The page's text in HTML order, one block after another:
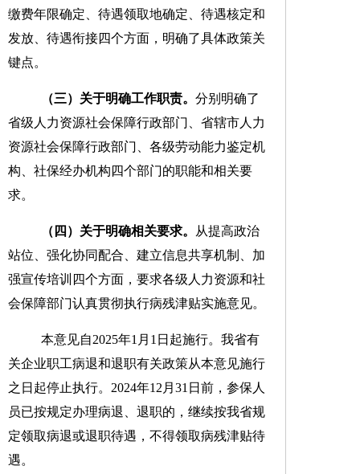
缴费年限确定 、待遇领取地确定 待遇核定和
发放 、待遇衔接四个方面， 明确了具体政策关
键点。
（三）关于明确工作职责。 分别明确了
省级人力资源社会保障行政部门、省辖市人力
资源社会保障行政部门、各级劳动能力鉴定机
构、社保经办机构 四个部门的职能和相关要
求。
（四）关于明确相关要求。 从提高政治
站位、 强化协同配合、建立信息共享机制、 加
强宣传培训 四个方面 ， 要求各级 人力资源和社
会保障部门认真贯彻执行病残津贴实施意见。
本意见自2025年1 月 1 日起施行。我省有
关企业职工病退和退职有关政策从本意见施行
之日起停止执行。 2024年12 月 31 日前，参保人
员已按规定办理病退、退职的，继续按我省规
定领取病退或退职待遇，不得领取病残津贴待
遇。